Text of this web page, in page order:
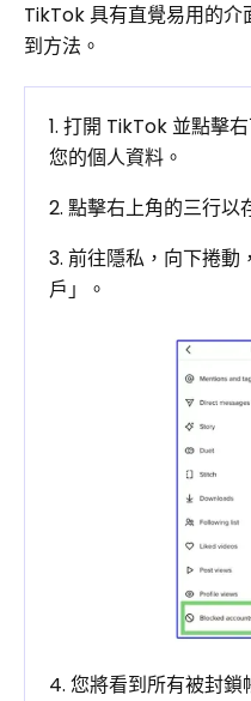
TikTok 具有直覺易用的
到方法。
1. 打開 TikTok 並點擊
您的個人資料。
2. 點擊右上角的三行以
3. 前往隱私，向下捲動
戶」。
4. 您將看到所有被封